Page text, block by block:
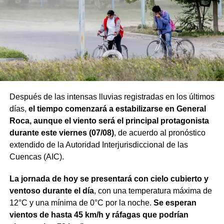
Desde la organización se invita a directivos y docentes
de escuelas secundarias de la región a coordinar la
participación de sus cursos mediante un formulario de
inscripción, con el fin de organizar recorridos y franjas
horarias que permitan aprovechar al máximo la
experiencia.
Asimismo, la Oficina de Estudiantes permanecerá
disponible durante toda la jornada para asesorar y
acompañar a quienes deseen realizar la preinscripción a
alguna de las carreras de la Universidad.
Entre las propuestas académicas que estarán
Industrial, Diseño de Interiores y Mobiliario, Licenciatura
en Diseño Visual, Ingeniería en Alimentos, Ingeniería en
Biotecnología, Medicina Veterinaria, Odontología,
Licenciatura en Artes Visuales, Licenciatura en
Después de las intensas lluvias registradas en los últimos
días, el tiempo comenzará a estabilizarse en General
Roca, aunque el viento será el principal protagonista
durante este viernes (07/08), de acuerdo al pronóstico
extendido de la Autoridad Interjurisdiccional de las
Cuencas (AIC).
La jornada de hoy se presentará con cielo cubierto y
ventoso durante el día, con una temperatura máxima de
12°C y una mínima de 0°C por la noche. Se esperan
vientos de hasta 45 km/h y ráfagas que podrían